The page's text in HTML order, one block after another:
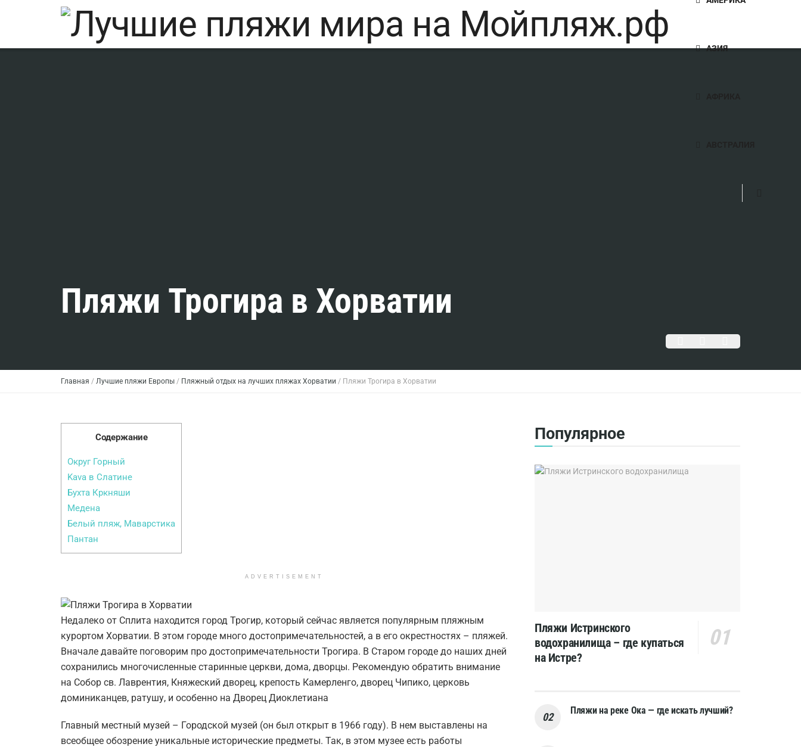
АЗИЯ
Пляжи Трогира в Хорватии
Главная / Лучшие пляжи Европы / Пляжный отдых на лучших пляжах Хорватии / Пляжи Трогира в Хорватии
Содержание
Округ Горный
Kava в Слатине
Бухта Кркняши
Медена
Белый пляж, Маварстика
Пантан
ADVERTISEMENT
Недалеко от Сплита находится город Трогир, который сейчас является популярным пляжным
курортом Хорватии. В этом городе много достопримечательностей, а в его окрестностях – пляжей.
Вначале давайте поговорим про достопримечательности Трогира. В Старом городе до наших дней
сохранились многочисленные старинные церкви, дома, дворцы. Рекомендую обратить внимание
на Собор св. Лаврентия, Княжеский дворец, крепость Камерленго, дворец Чипико, церковь
доминиканцев, ратушу, и особенно на Дворец Диоклетиана
Главный местный музей – Городской музей (он был открыт в 1966 году). В нем выставлены на
всеобщее обозрение уникальные исторические предметы. Так, в этом музее есть работы
Популярное
Пляжи Истринского
водохранилища – где купаться
на Истре?
Пляжи на реке Ока — где искать лучший?